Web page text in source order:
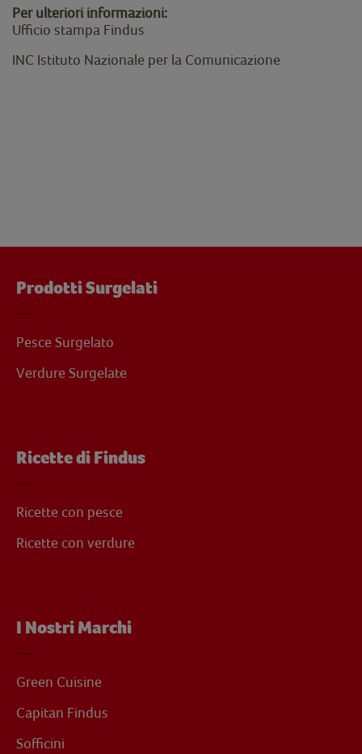
Per ulteriori informazioni:
Ufficio stampa Findus
INC Istituto Nazionale per la Comunicazione
Prodotti Surgelati
Pesce Surgelato
Verdure Surgelate
Ricette di Findus
Ricette con pesce
Ricette con verdure
I Nostri Marchi
Green Cuisine
Capitan Findus
Sofficini